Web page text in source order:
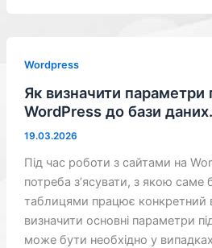
Wordpress
Як визначити параметри
WordPress до бази даних.
19.03.2026
Під час роботи з сайтами на
потреба з’ясувати, з якою саме
таблицями працює конкретний
визначити основні параметри
може бути необхідно у